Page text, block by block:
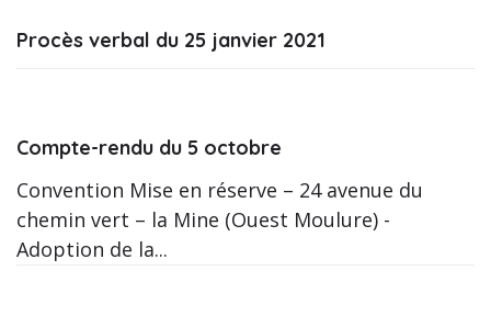
Procès verbal du 25 janvier 2021
Compte-rendu du 5 octobre
Convention Mise en réserve – 24 avenue du
chemin vert – la Mine (Ouest Moulure) -
Adoption de la...